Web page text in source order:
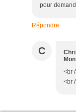
pour
Répondre
C
<br
<br